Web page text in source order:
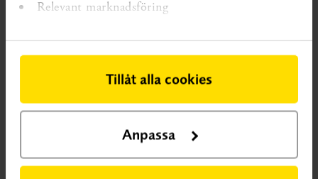
Relevant marknadsföring
Tillåt alla cookies
Anpassa